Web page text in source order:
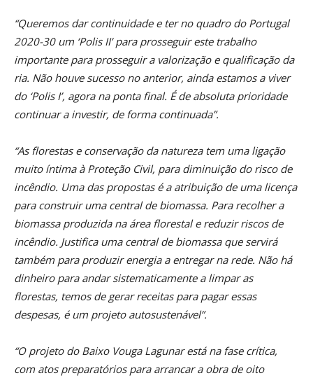
“Queremos dar continuidade e ter no quadro do Portugal
2020-30 um ‘Polis II’ para prosseguir este trabalho
importante para prosseguir a valorização e qualificação da
ria. Não houve sucesso no anterior, ainda estamos a viver
do ‘Polis I’, agora na ponta final. É de absoluta prioridade
continuar a investir, de forma continuada”.
“As florestas e conservação da natureza tem uma ligação
muito íntima à Proteção Civil, para diminuição do risco de
incêndio. Uma das propostas é a atribuição de uma licença
para construir uma central de biomassa. Para recolher a
biomassa produzida na área florestal e reduzir riscos de
incêndio. Justifica uma central de biomassa que servirá
também para produzir energia a entregar na rede. Não há
dinheiro para andar sistematicamente a limpar as
florestas, temos de gerar receitas para pagar essas
despesas, é um projeto autosustenável”.
“O projeto do Baixo Vouga Lagunar está na fase crítica,
com atos preparatórios para arrancar a obra de oito